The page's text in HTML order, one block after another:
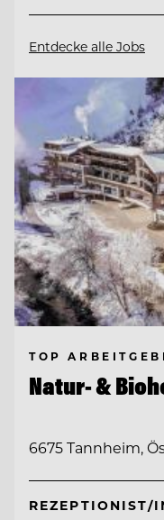
Entdecke alle Jobs
TOP
Natur- &
6675 Tannheim,
REZEPTIONIST/